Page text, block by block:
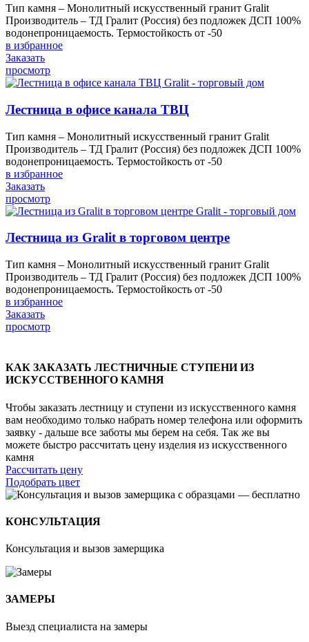
Тип камня – Монолитный искусственный гранит Gralit
Производитель – ТД Гралит (Россия) без подложек ДСП 100%
водонепроницаемость. Термостойкость от -50
в избранное
Заказать
просмотр
Лестница в офисе канала ТВЦ
Тип камня – Монолитный искусственный гранит Gralit
Производитель – ТД Гралит (Россия) без подложек ДСП 100%
водонепроницаемость. Термостойкость от -50
в избранное
Заказать
просмотр
Лестница из Gralit в торговом центре
Тип камня – Монолитный искусственный гранит Gralit
Производитель – ТД Гралит (Россия) без подложек ДСП 100%
водонепроницаемость. Термостойкость от -50
в избранное
Заказать
просмотр
КАК ЗАКАЗАТЬ ЛЕСТНИЧНЫЕ СТУПЕНИ ИЗ
ИСКУССТВЕННОГО КАМНЯ
Чтобы заказать лестницу и ступени из искусственного камня
вам необходимо только набрать номер телефона или оформить
заявку - дальше все заботы мы берем на себя. Так же вы
можете быстро рассчитать цену изделия из искусственного
камня
Рассчитать цену
Подобрать цвет
КОНСУЛЬТАЦИЯ
Консультация и вызов замерщика
ЗАМЕРЫ
Выезд специалиста на замеры